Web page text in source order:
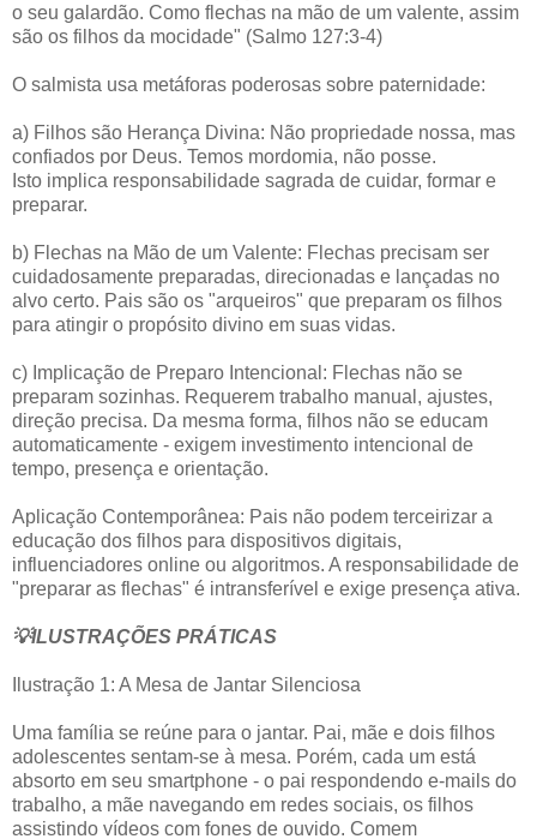
o seu galardão. Como flechas na mão de um valente, assim
são os filhos da mocidade" (Salmo 127:3-4)
O salmista usa metáforas poderosas sobre paternidade:
a) Filhos são Herança Divina: Não propriedade nossa, mas
confiados por Deus. Temos mordomia, não posse.
Isto implica responsabilidade sagrada de cuidar, formar e
preparar.
b) Flechas na Mão de um Valente: Flechas precisam ser
cuidadosamente preparadas, direcionadas e lançadas no
alvo certo. Pais são os "arqueiros" que preparam os filhos
para atingir o propósito divino em suas vidas.
c) Implicação de Preparo Intencional: Flechas não se
preparam sozinhas. Requerem trabalho manual, ajustes,
direção precisa. Da mesma forma, filhos não se educam
automaticamente - exigem investimento intencional de
tempo, presença e orientação.
Aplicação Contemporânea: Pais não podem terceirizar a
educação dos filhos para dispositivos digitais,
influenciadores online ou algoritmos. A responsabilidade de
"preparar as flechas" é intransferível e exige presença ativa.
💡ILUSTRAÇÕES PRÁTICAS
Ilustração 1: A Mesa de Jantar Silenciosa
Uma família se reúne para o jantar. Pai, mãe e dois filhos
adolescentes sentam-se à mesa. Porém, cada um está
absorto em seu smartphone - o pai respondendo e-mails do
trabalho, a mãe navegando em redes sociais, os filhos
assistindo vídeos com fones de ouvido. Comem